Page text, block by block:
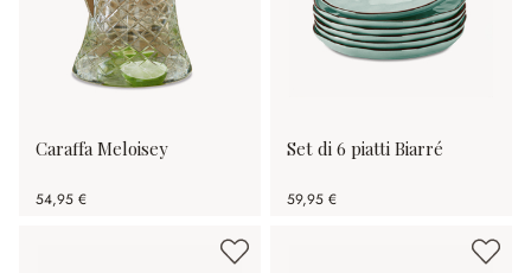
Caraffa Meloisey
54,95 €
Set di 6 piatti Biarré
59,95 €